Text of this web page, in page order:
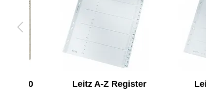
360
Leitz A-Z Register